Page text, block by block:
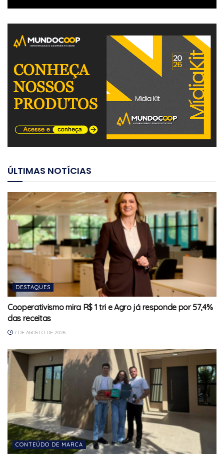
ÚLTIMAS NOTÍCIAS
DESTAQUES
Cooperativismo mira R$ 1 tri e Agro já responde por 57,4%
das receitas
7 DE AGOSTO DE 2026
CONTEÚDO DE MARCA